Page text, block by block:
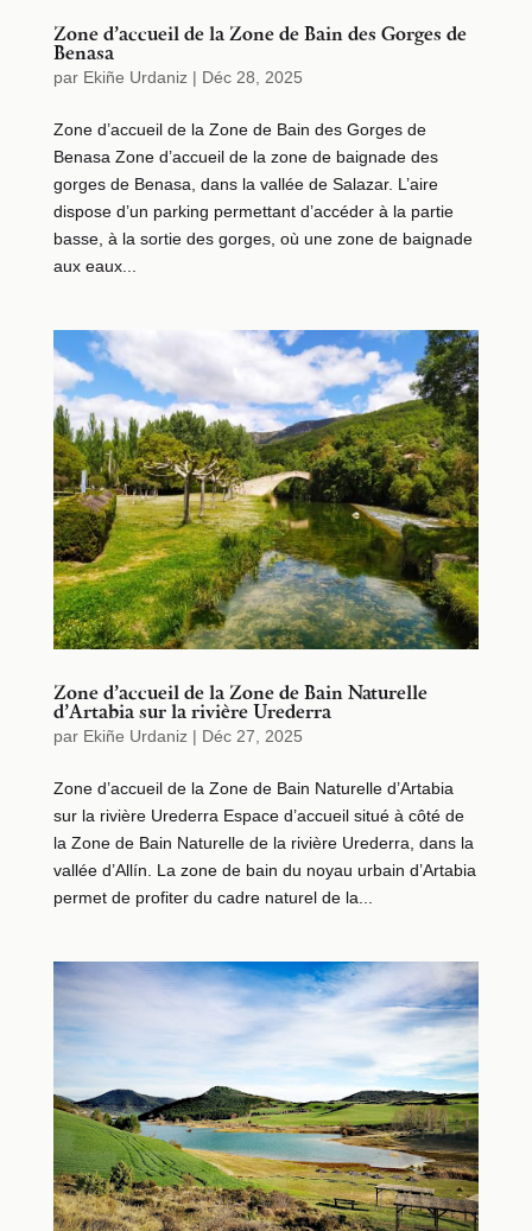
Zone d’accueil de la Zone de Bain des Gorges de
Benasa
par Ekiñe Urdaniz| Déc 28, 2025
Zone d’accueil de la Zone de Bain des Gorges de
Benasa Zone d’accueil de la zone de baignade des
gorges de Benasa, dans la vallée de Salazar. L’aire
dispose d’un parking permettant d’accéder à la partie
basse, à la sortie des gorges, où une zone de baignade
aux eaux...
Zone d’accueil de la Zone de Bain Naturelle
d’Artabia sur la rivière Urederra
par Ekiñe Urdaniz| Déc 27, 2025
Zone d’accueil de la Zone de Bain Naturelle d’Artabia
sur la rivière Urederra Espace d’accueil situé à côté de
la Zone de Bain Naturelle de la rivière Urederra, dans la
vallée d’Allín. La zone de bain du noyau urbain d’Artabia
permet de profiter du cadre naturel de la...